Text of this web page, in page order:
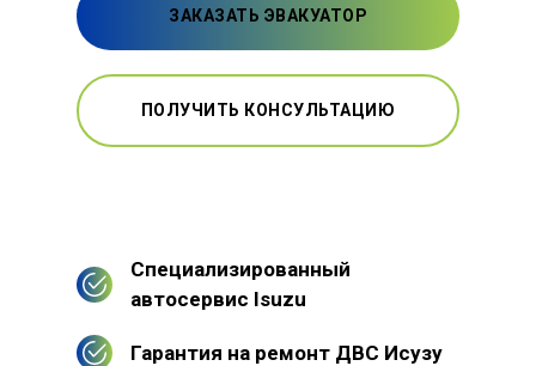
ЗАКАЗАТЬ ЭВАКУАТОР
ПОЛУЧИТЬ КОНСУЛЬТАЦИЮ
Специализированный
автосервис Isuzu
Гарантия на ремонт ДВС Исузу